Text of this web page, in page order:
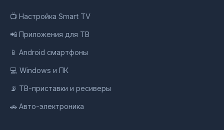
📺 Настройка Smart TV
📲 Приложения для ТВ
📱 Android смартфоны
💻 Windows и ПК
📡 ТВ-приставки и ресиверы
🚗 Авто-электроника